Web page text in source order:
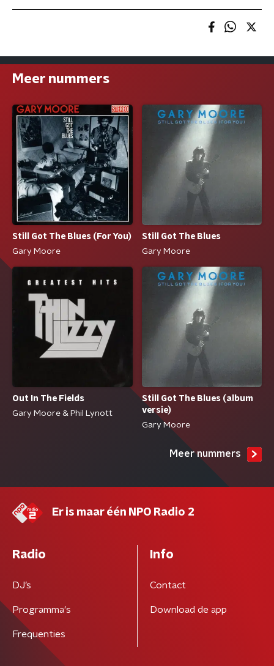
Meer nummers
Still Got The Blues (For You)
Gary Moore
Still Got The Blues
Gary Moore
Out In The Fields
Gary Moore & Phil Lynott
Still Got The Blues (album
versie)
Gary Moore
Meer nummers
Er is maar één NPO Radio 2
Radio
DJ’s
Programma's
Frequenties
Info
Contact
Download de app